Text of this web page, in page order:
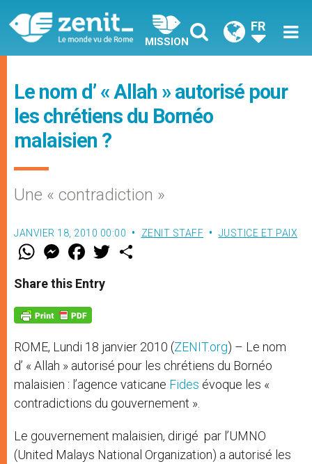
MISSION
FR
Le nom d’ « Allah » autorisé pour
les chrétiens du Bornéo
malaisien ?
Une « contradiction »
JANVIER 18, 2010 00:00 ZENIT STAFF JUSTICE ET PAIX
W
t
s
p
p
M
e
s
e
g
e
F
a
e
b
o
k
w
Share this Entry
ROME, Lundi 18 janvier 2010 (ZENIT.org) – Le nom
d’ « Allah » autorisé pour les chrétiens du Bornéo
malaisien : l’agence vaticane Fides évoque les «
contradictions du gouvernement ».
Le gouvernement malaisien, dirigé par l’UMNO
(United Malays National Organization) a autorisé les